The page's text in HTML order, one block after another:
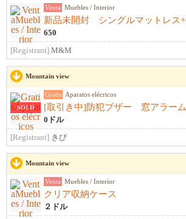
Venta Muebles / Interior
650
[Registrant] M&M
Mountain view
SOLD
Gratis Aparatos elécricos
[取引き中]防犯ブザー 窓アラーム
0ドル
[Registrant] きび
Mountain view
Venta Muebles / Interior
クリア収納ケース
２ドル